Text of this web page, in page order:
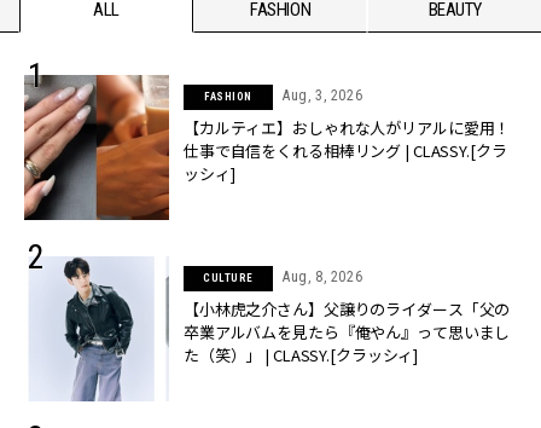
ALL FASHION BEAUTY
FASHION Aug, 3, 2026
【カルティエ】おしゃれな人がリアルに愛用！
仕事で自信をくれる相棒リング | CLASSY.[クラ
ッシィ]
CULTURE Aug, 8, 2026
【小林虎之介さん】父譲りのライダース「父の
卒業アルバムを見たら『俺やん』って思いまし
た（笑）」 | CLASSY.[クラッシィ]